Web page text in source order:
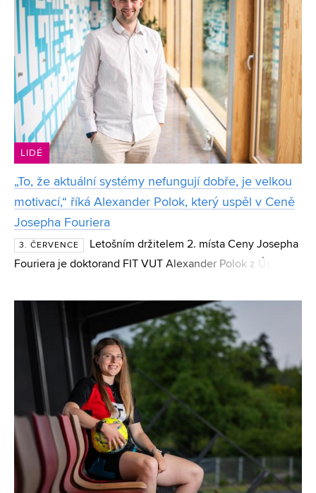
LIDÉ
„To, že aktuální systémy nefungují dobře, je velkou
motivací,“ říká Alexander Polok, který uspěl v Ceně
Josepha Fouriera
3. ČERVENCE
Letošním držitelem 2. místa Ceny Josepha
Fouriera je doktorand FIT VUT Alexander Polok z Ústavu
studentů doktorského studia v oboru počítačov